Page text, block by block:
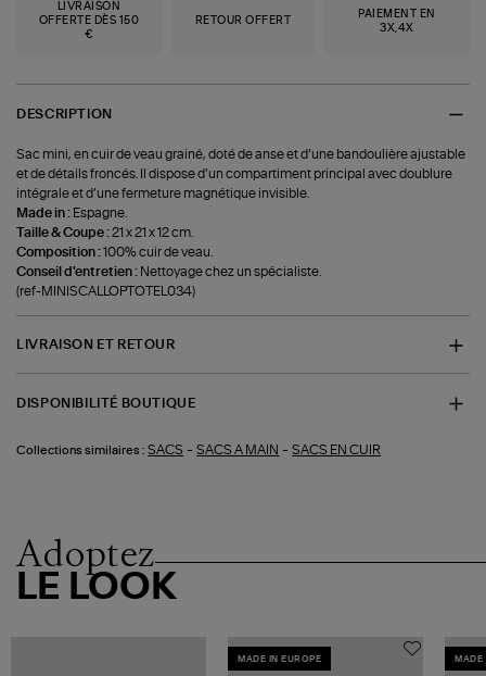
LIVRAISON
OFFERTE DÈS 150
€
RETOUR OFFERT
PAIEMENT EN
3X,4X
DESCRIPTION
Sac mini, en cuir de veau grainé, doté de anse et d’une bandoulière ajustable
et de détails froncés. Il dispose d’un compartiment principal avec doublure
intégrale et d’une fermeture magnétique invisible.
Made in : Espagne.
Taille & Coupe :21 x 21 x 12 cm.
Composition :100% cuir de veau.
Conseil d'entretien : Nettoyage chez un spécialiste.
(ref-MINISCALLOPTOTEL034)
LIVRAISON ET RETOUR
DISPONIBILITÉ BOUTIQUE
Collections similaires : SACS -SACS A MAIN -SACS EN CUIR
Adoptez
LE LOOK
MADE IN EUROPE MADE